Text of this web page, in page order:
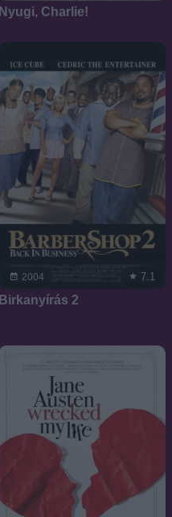
Nyugi, Charlie!
2004 7.1
Birkanyírás 2